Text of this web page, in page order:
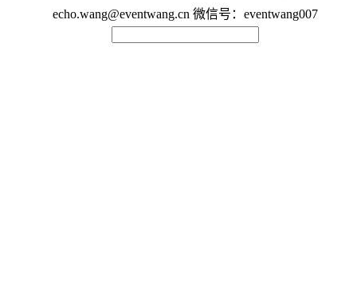
echo.wang@eventwang.cn 微信号：eventwang007